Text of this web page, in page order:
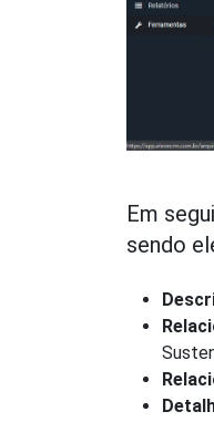
Em
sendo